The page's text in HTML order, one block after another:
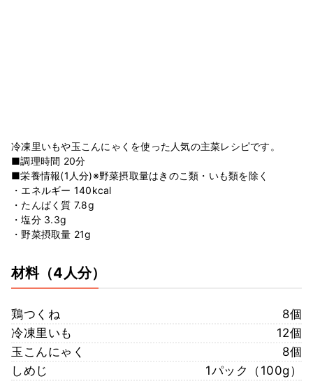
冷凍里いもや玉こんにゃくを使った人気の主菜レシピです。
■調理時間 20分
■栄養情報(1人分)※野菜摂取量はきのこ類・いも類を除く
・エネルギー 140kcal
・たんぱく質 7.8g
・塩分 3.3g
・野菜摂取量 21g
材料（4人分）
鶏つくね
8個
冷凍里いも
12個
玉こんにゃく
8個
しめじ
1パック（100g）